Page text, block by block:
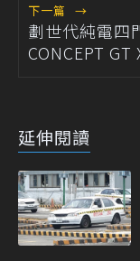
下一篇 →
劃世代純電四
CONCEPT GT
延伸閱讀